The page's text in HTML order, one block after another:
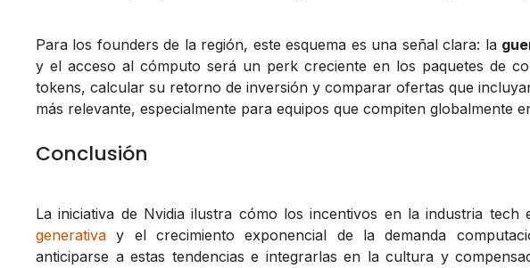
Para los founders de la región, este esquema es una señal clara: la
y el acceso al cómputo será un perk creciente en los paquetes de
tokens, calcular su retorno de inversión y comparar ofertas que
más relevante, especialmente para equipos que compiten globalmente
Conclusión
La iniciativa de Nvidia ilustra cómo los incentivos en la industria
generativa y el crecimiento exponencial de la demanda
anticiparse a estas tendencias e integrarlas en la cultura y